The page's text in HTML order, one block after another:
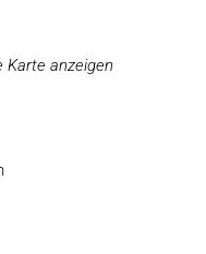
Karte anzeigen